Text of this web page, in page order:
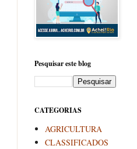
Pesquisar este blog
CATEGORIAS
AGRICULTURA
CLASSIFICADOS